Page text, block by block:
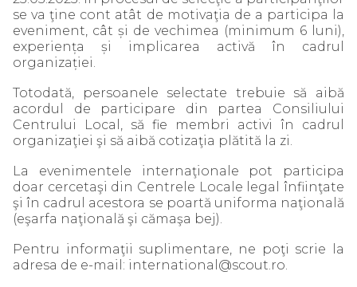
se va ţine cont atât de motivaţia de a participa la
eveniment, cât și de vechimea (minimum 6 luni),
experiența și implicarea activă în cadrul
organizației.
Totodată, persoanele selectate trebuie să aibă
acordul de participare din partea Consiliului
Centrului Local, să fie membri activi în cadrul
organizaţiei şi să aibă cotizaţia plătită la zi.
La evenimentele internaţionale pot participa
doar cercetaşi din Centrele Locale legal înfiinţate
şi în cadrul acestora se poartă uniforma naţională
(eşarfa naţională şi cămaşa bej).
Pentru informaţii suplimentare, ne poţi scrie la
adresa de e-mail: international@scout.ro.